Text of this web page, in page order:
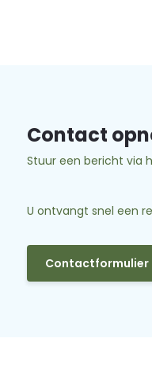
Contact
Stuur een bericht via
U ontvangt snel een
Contactformulier